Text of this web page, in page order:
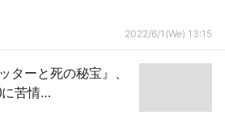
2022/6/1(We) 13:15
ターと死の秘宝』、
苦情…